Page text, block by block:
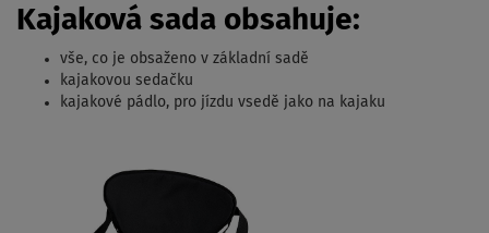
Kajaková sada obsahuje:
vše, co je obsaženo v základní sadě
kajakovou sedačku
kajakové pádlo, pro jízdu vsedě jako na kajaku